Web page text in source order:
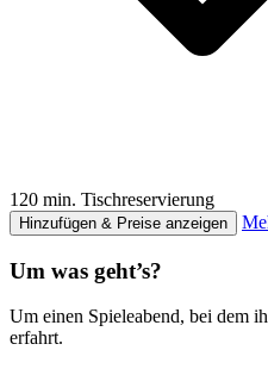
120 min. Tischreservierung
Hinzufügen & Preise anzeigen
Um was geht’s?
Um einen Spieleabend, bei dem
erfahrt.